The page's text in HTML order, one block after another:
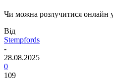
Чи можна розлучитися онлайн
Від
Stempfords
-
28.08.2025
0
109